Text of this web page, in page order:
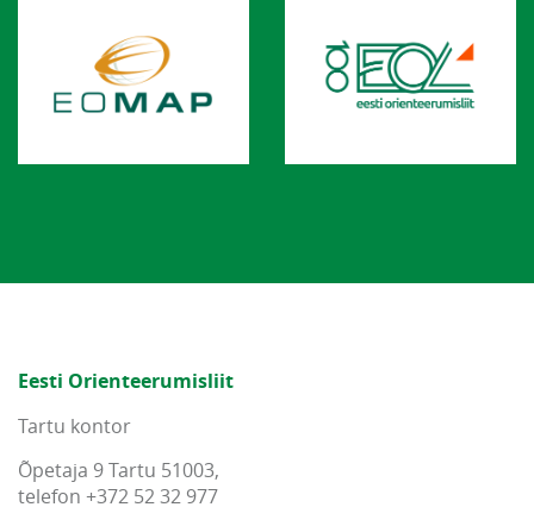
Eesti Orienteerumisliit
Tartu kontor
Õpetaja 9 Tartu 51003,
telefon +372 52 32 977